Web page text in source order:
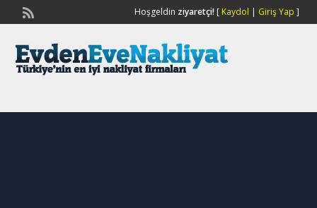
Hoşgeldin ziyaretçi![ Kaydol | Giriş Yap ]